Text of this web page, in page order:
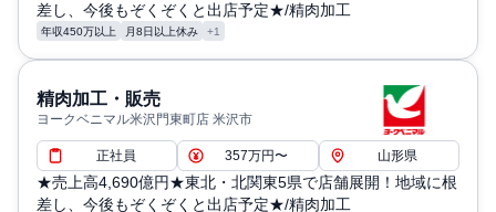
差し、今後もぞくぞくと出店予定★/精肉加工
年収450万以上 月8日以上休み +1
精肉加工・販売
ヨークベニマル米沢門東町店 米沢市
正社員 357万円〜 山形県
★売上高4,690億円★東北・北関東5県で店舗展開！地域に根
差し、今後もぞくぞくと出店予定★/精肉加工